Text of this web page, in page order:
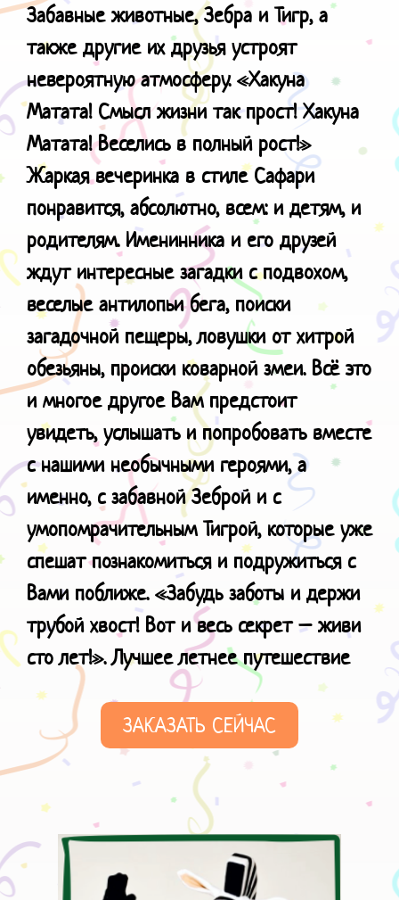
Забавные животные, Зебра и Тигр, а
также другие их друзья устроят
невероятную атмосферу. «Хакуна
Матата! Смысл жизни так прост! Хакуна
Матата! Веселись в полный рост!»
Жаркая вечеринка в стиле Сафари
понравится, абсолютно, всем: и детям, и
родителям. Именинника и его друзей
ждут интересные загадки с подвохом,
веселые антилопьи бега, поиски
загадочной пещеры, ловушки от хитрой
обезьяны, происки коварной змеи. Всё это
и многое другое Вам предстоит
увидеть, услышать и попробовать вместе
с нашими необычными героями, а
именно, с забавной Зеброй и с
умопомрачительным Тигрой, которые уже
спешат познакомиться и подружиться с
Вами поближе. «Забудь заботы и держи
трубой хвост! Вот и весь секрет – живи
сто лет!». Лучшеелетнее путешествие
ЗАКАЗАТЬ СЕЙЧАС